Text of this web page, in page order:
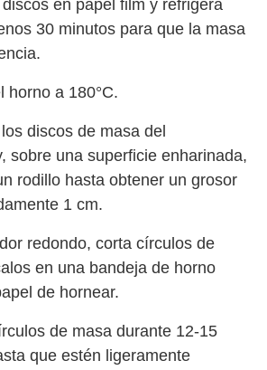
en papel film y refrigera
30 minutos para que la masa
horno a 180°C.
discos de masa del
sobre una superficie enharinada,
rodillo hasta obtener un grosor
1 cm.
redondo, corta círculos de
en una bandeja de horno
de hornear.
de masa durante 12-15
que estén ligeramente